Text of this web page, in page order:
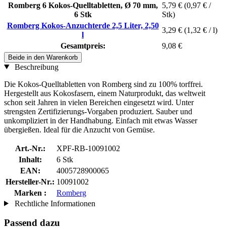
Romberg 6 Kokos-Quelltabletten, Ø 70 mm,
6 Stk
5,79 € (0,97 € /
Stk)
Romberg Kokos-Anzuchterde 2,5 Liter, 2,50
l
3,29 € (1,32 € / l)
Gesamtpreis:
9,08 €
Beide in den Warenkorb
Beschreibung
Die Kokos-Quelltabletten von Romberg sind zu 100% torffrei.
Hergestellt aus Kokosfasern, einem Naturprodukt, das weltweit
schon seit Jahren in vielen Bereichen eingesetzt wird. Unter
strengsten Zertifizierungs-Vorgaben produziert. Sauber und
unkompliziert in der Handhabung. Einfach mit etwas Wasser
übergießen. Ideal für die Anzucht von Gemüse.
Art.-Nr.:
XPF-RB-10091002
Inhalt:
6 Stk
EAN:
4005728900065
Hersteller-Nr.: 10091002
Marken :
Romberg
Rechtliche Informationen
Passend dazu